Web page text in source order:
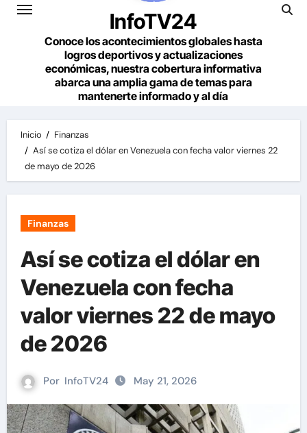
InfoTV24
Conoce los acontecimientos globales hasta
logros deportivos y actualizaciones
económicas, nuestra cobertura informativa
abarca una amplia gama de temas para
mantenerte informado y al día
Inicio
Finanzas
Así se cotiza el dólar en Venezuela con fecha valor viernes 22
de mayo de 2026
Finanzas
Así se cotiza el dólar en
Venezuela con fecha
valor viernes 22 de mayo
de 2026
Por InfoTV24 May 21, 2026